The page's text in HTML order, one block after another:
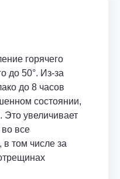
горячего
до 50°. Из-за
до 8 часов
состоянии,
увеличивает
все
в том числе за